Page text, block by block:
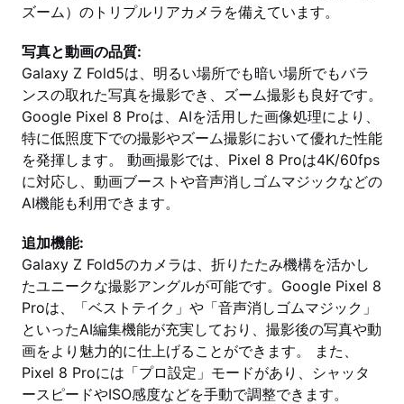
ズーム）のトリプルリアカメラを備えています。
写真と動画の品質:
Galaxy Z Fold5は、明るい場所でも暗い場所でもバラ
ンスの取れた写真を撮影でき、ズーム撮影も良好です。
Google Pixel 8 Proは、AIを活用した画像処理により、
特に低照度下での撮影やズーム撮影において優れた性能
を発揮します。 動画撮影では、Pixel 8 Proは4K/60fps
に対応し、動画ブーストや音声消しゴムマジックなどの
AI機能も利用できます。
追加機能:
Galaxy Z Fold5のカメラは、折りたたみ機構を活かし
たユニークな撮影アングルが可能です。Google Pixel 8
Proは、「ベストテイク」や「音声消しゴムマジック」
といったAI編集機能が充実しており、撮影後の写真や動
画をより魅力的に仕上げることができます。 また、
Pixel 8 Proには「プロ設定」モードがあり、シャッタ
ースピードやISO感度などを手動で調整できます。